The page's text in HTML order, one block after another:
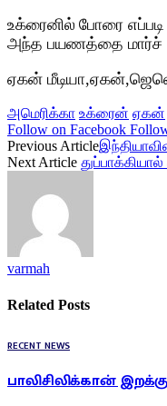
உக்ரைனில் போரை எப்படி
அந்த பயணத்தை மார்ச்
ஏகன்
அமெரிக்கா உக்ரைன் ஏகன்
Follow on Facebook
Previous Article
Next Article
varmah
Related Posts
RECENT NEWS
பாலிசிலிக்கான்